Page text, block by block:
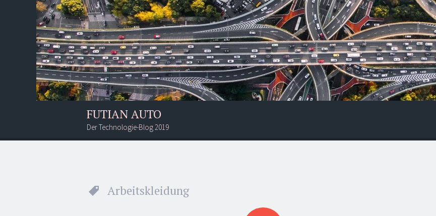
FUTIAN AUTO
Der Technologie-Blog 2019
Menü
Suchen
Arbeitskleidung